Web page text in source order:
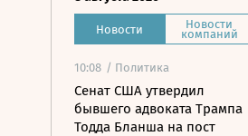
Новости Новости
компаний
10:08 / Политика
Сенат США утвердил
бывшего адвоката Трампа
Тодда Бланша на пост